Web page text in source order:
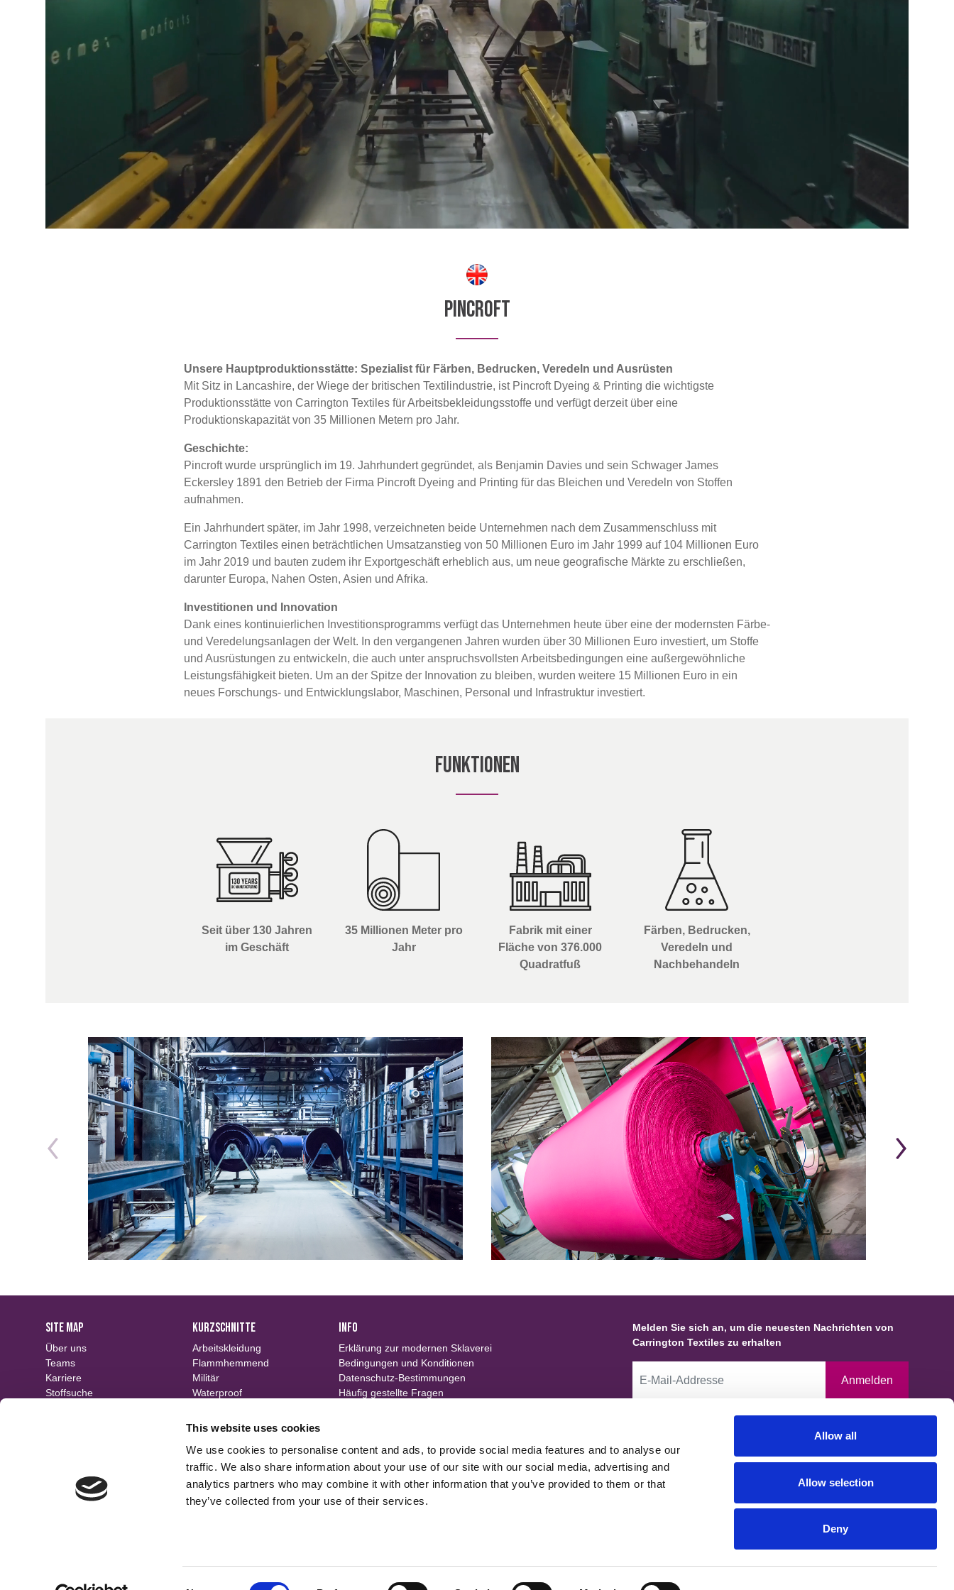
This website uses cookies
We use cookies to personalise content and ads, to provide social media features and to analyse our
traffic. We also share information about your use of our site with our social media, advertising and
analytics partners who may combine it with other information that you’ve provided to them or that
they’ve collected from your use of their services.
Allow all
Allow selection
Deny
Media
Erweiterte Suche
Einloggen
IRELAND & REPUBLIC
OF IRELAND
Pincroft
Unsere Hauptproduktionsstätte: Spezialist für Färben, Bedrucken, Veredeln und Ausrüsten
Mit Sitz in Lancashire, der Wiege der britischen Textilindustrie, ist Pincroft Dyeing & Printing die wichtigste
Produktionsstätte von Carrington Textiles für Arbeitsbekleidungsstoffe und verfügt derzeit über eine
Produktionskapazität von 35 Millionen Metern pro Jahr.
Geschichte:
Pincroft wurde ursprünglich im 19. Jahrhundert gegründet, als Benjamin Davies und sein Schwager James
Eckersley 1891 den Betrieb der Firma Pincroft Dyeing and Printing für das Bleichen und Veredeln von Stoffen
aufnahmen.
Ein Jahrhundert später, im Jahr 1998, verzeichneten beide Unternehmen nach dem Zusammenschluss mit
Carrington Textiles einen beträchtlichen Umsatzanstieg von 50 Millionen Euro im Jahr 1999 auf 104 Millionen Euro
im Jahr 2019 und bauten zudem ihr Exportgeschäft erheblich aus, um neue geografische Märkte zu erschließen,
darunter Europa, Nahen Osten, Asien und Afrika.
Investitionen und Innovation
Dank eines kontinuierlichen Investitionsprogramms verfügt das Unternehmen heute über eine der modernsten Färbe-
und Veredelungsanlagen der Welt. In den vergangenen Jahren wurden über 30 Millionen Euro investiert, um Stoffe
und Ausrüstungen zu entwickeln, die auch unter anspruchsvollsten Arbeitsbedingungen eine außergewöhnliche
Leistungsfähigkeit bieten. Um an der Spitze der Innovation zu bleiben, wurden weitere 15 Millionen Euro in ein
neues Forschungs- und Entwicklungslabor, Maschinen, Personal und Infrastruktur investiert.
Funktionen
Seit über 130 Jahren
im Geschäft
35 Millionen Meter pro
Jahr
Fabrik mit einer
Fläche von 376.000
Quadratfuß
Färben, Bedrucken,
Veredeln und
Nachbehandeln
SITE MAP
Über uns
Teams
Karriere
Stoffsuche
KURZSCHNITTE
Arbeitskleidung
Flammhemmend
Militär
Waterproof
Muster
INFO
Erklärung zur modernen Sklaverei
Bedingungen und Konditionen
Datenschutz-Bestimmungen
Häufig gestellte Fragen
FOLLOW US
Melden Sie sich an, um die neuesten Nachrichten von
Carrington Textiles zu erhalten
Anmelden
Durch Anklicken dieses Kästchens erklären Sie sich damit
einverstanden, dass Carrington Textiles Daten und Informationen über
Sie speichert und diese gemäß unserer Datenschutzerklärung
verwendet, die in Übereinstimmung mit den Anforderungen des
Information Commissioners Office erstellt wurde. Sie können verlangen,
dass Ihre Daten geändert, aktualisiert oder gelöscht werden.